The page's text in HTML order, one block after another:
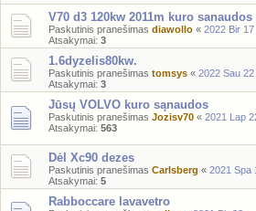
V70 d3 120kw 2011m kuro sanaudos
Paskutinis pranešimas diawollo « 2022 Bir 17
Atsakymai: 3
1.6dyzelis80kw.
Paskutinis pranešimas tomsys « 2022 Sau 22
Atsakymai: 3
Jūsų VOLVO kuro sąnaudos
Paskutinis pranešimas Jozisv70 « 2021 Lap
Atsakymai: 563
Dėl Xc90 dezes
Paskutinis pranešimas Carlsberg « 2021 Spa
Atsakymai: 5
Rabboccare lavavetro